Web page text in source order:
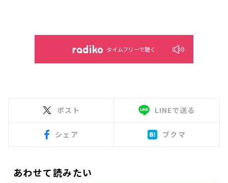
タイムフリーで聴く
ポスト LINEで送る
シェア ブクマ
あわせて読みたい